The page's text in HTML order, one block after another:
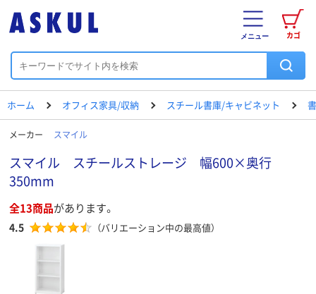
カゴ
メニュー
ホーム オフィス家具/収納 スチール書庫/キャビネット
メーカー スマイル
スマイル スチールストレージ 幅600×奥行
350mm
全13商品があります。
4.5 （バリエーション中の最高値）